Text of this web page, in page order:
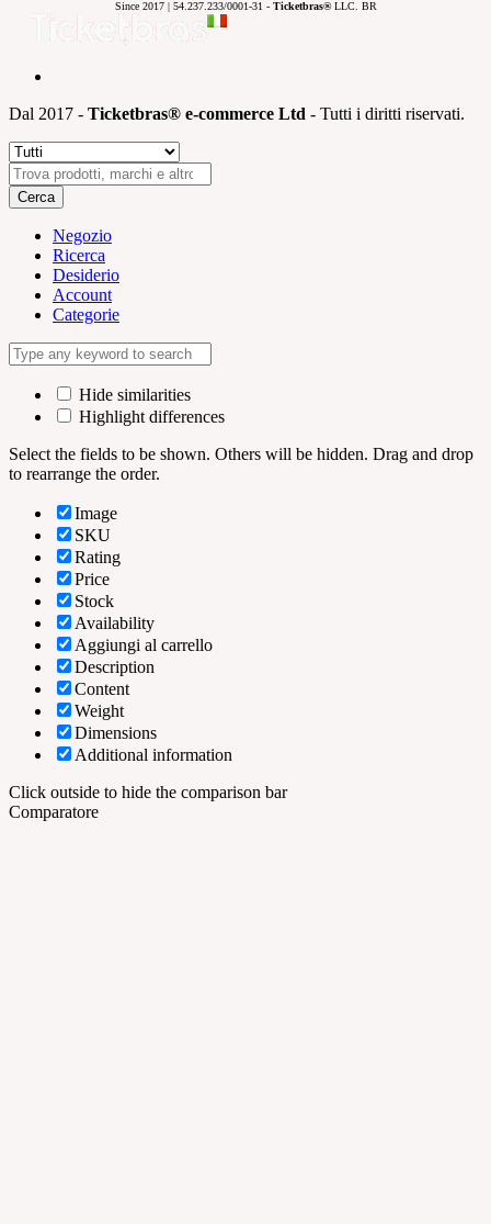
Since 2017 | 54.237.233/0001-31 - Ticketbras®LLC. BR
Dal 2017 - Ticketbras® e-commerce Ltd - Tutti i diritti riservati.
Cerca
Negozio
Ricerca
Desiderio
Account
Categorie
Hide similarities
Highlight differences
Select the fields to be shown. Others will be hidden. Drag and drop
to rearrange the order.
Image
SKU
Rating
Price
Stock
Availability
Aggiungi al carrello
Description
Content
Weight
Dimensions
Additional information
Click outside to hide the comparison bar
Comparatore